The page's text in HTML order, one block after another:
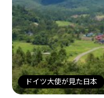
著者一覧
ライター募集
ドイツ大使が見た日本